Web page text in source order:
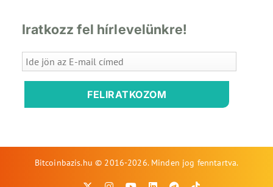
Iratkozz fel hírlevelünkre!
FELIRATKOZOM
Bitcoinbazis.hu © 2016-2026. Minden jog fenntartva.